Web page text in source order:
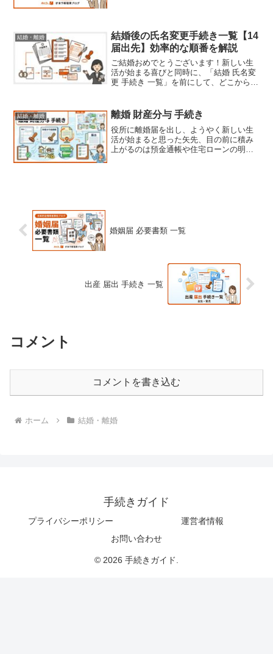
ト形式でまとめました。手続き漏れを防
ぎ、スムーズなスタートを切りましょ
う。 婚姻届本体の…
結婚・離婚
結婚後の氏名変更手続き一覧【14
届出先】効率的な順番を解説
ご結婚おめでとうございます！新しい生
活が始まる喜びと同時に、「結婚 氏名変
更 手続き 一覧」を前にして、どこから手
れないと不安ですよね。私も初めて手続
きした際は、書類の多さや窓口の種類の
多さに戸惑いました。 でもご安心くださ
い。行政窓口…
結婚・離婚 離婚 財産分与 手続き
役所に離婚届を出し、ようやく新しい生
活が始まると思った矢先、目の前に積み
上がるのは預金通帳や住宅ローンの明
婚姻届 必要書類 一覧
出産 届出 手続き 一覧
コメント
コメントを書き込む
ホーム 結婚・離婚
手続きガイド
プライバシーポリシー
運営者情報
お問い合わせ
© 2026 手続きガイド.